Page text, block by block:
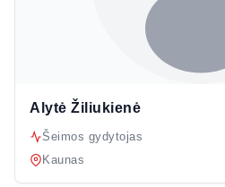
Alytė Žiliukienė
Šeimos gydytojas
Kaunas